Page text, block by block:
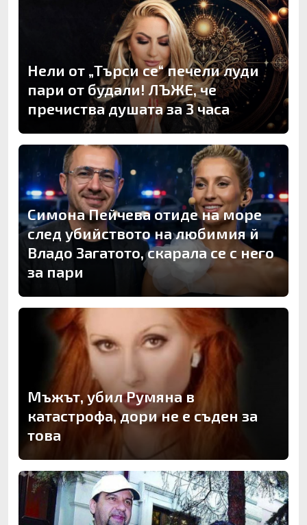
Нели от „Търси се“ печели луди
пари от будали! ЛЪЖЕ, че
пречиства душата за 3 часа
Симона Пейчева отиде на море
след убийството на любимия й
Владо Загатото, скарала се с него
за пари
Мъжът, убил Румяна в
катастрофа, дори не е съден за
това